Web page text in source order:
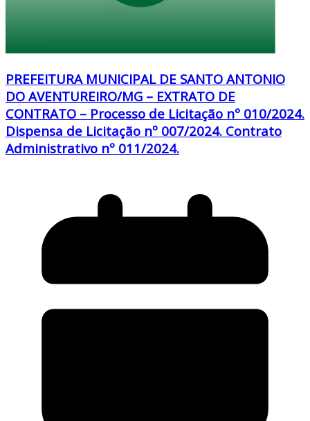
PREFEITURA MUNICIPAL DE SANTO ANTONIO
DO AVENTUREIRO/MG – EXTRATO DE
CONTRATO – Processo de Licitação nº 010/2024.
Dispensa de Licitação nº 007/2024. Contrato
Administrativo nº 011/2024.